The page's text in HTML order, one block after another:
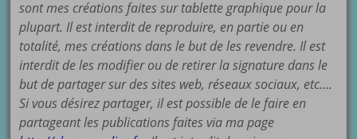
sont mes créations faites sur tablette graphique pour la
plupart. Il est interdit de reproduire, en partie ou en
totalité, mes créations dans le but de les revendre. Il est
interdit de les modifier ou de retirer la signature dans le
but de partager sur des sites web, réseaux sociaux, etc….
Si vous désirez partager, il est possible de le faire en
partageant les publications faites via ma page